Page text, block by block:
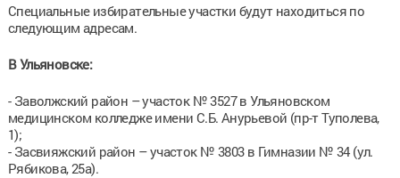
Специальные избирательные участки будут находиться по
следующим адресам.
В Ульяновске:
- Заволжский район – участок № 3527 в Ульяновском
медицинском колледже имени С.Б. Анурьевой (пр-т Туполева,
1);
- Засвияжский район – участок № 3803 в Гимназии № 34 (ул.
Рябикова, 25а).